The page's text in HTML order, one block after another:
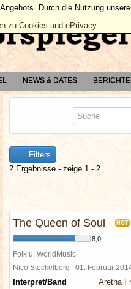
NEWS & DATES BERICHTE
Filters
2 Ergebnisse - zeige 1 - 2
The Queen of Soul HOT
8,0
Folk u. WorldMusic
Nico Steckelberg 01. Februar
Interpret/Band
Aretha
Durch die Nutzung
zu Cookies und ePrivacy